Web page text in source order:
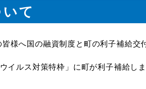
て
様へ国の融資制度と町の利子補給交
イルス対策特枠」に町が利子補給し